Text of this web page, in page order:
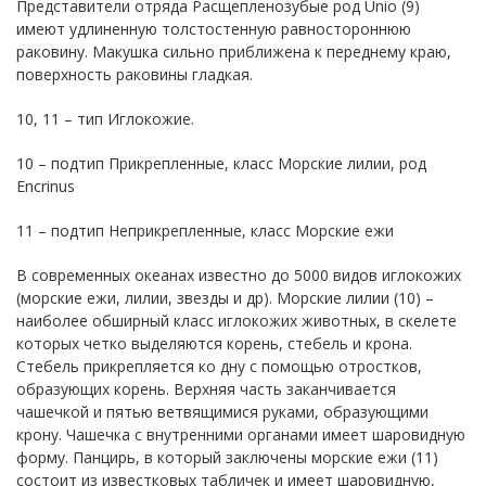
Представители отряда Расщепленозубые род Unio (9)
имеют удлиненную толстостенную равностороннюю
раковину. Макушка сильно приближена к переднему краю,
поверхность раковины гладкая.
10, 11 – тип Иглокожие.
10 – подтип Прикрепленные, класс Морские лилии, род
Encrinus
11 – подтип Неприкрепленные, класс Морские ежи
В современных океанах известно до 5000 видов иглокожих
(морские ежи, лилии, звезды и др). Морские лилии (10) –
наиболее обширный класс иглокожих животных, в скелете
которых четко выделяются корень, стебель и крона.
Стебель прикрепляется ко дну с помощью отростков,
образующих корень. Верхняя часть заканчивается
чашечкой и пятью ветвящимися руками, образующими
крону. Чашечка с внутренними органами имеет шаровидную
форму. Панцирь, в который заключены морские ежи (11)
состоит из известковых табличек и имеет шаровидную,